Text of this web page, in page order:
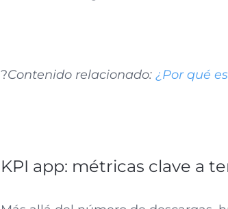
?Contenido relacionado: ¿Por qué
KPI app: métricas clave a